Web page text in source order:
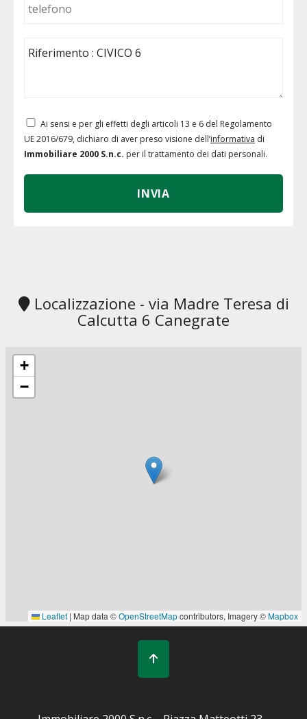
Ai sensi e per gli effetti degli articoli 13 e 6 del Regolamento
UE 2016/679, dichiaro di aver preso visione dell’informativa di
Immobiliare 2000 S.n.c. per il trattamento dei dati personali.
Localizzazione - via Madre Teresa di
Calcutta 6 Canegrate